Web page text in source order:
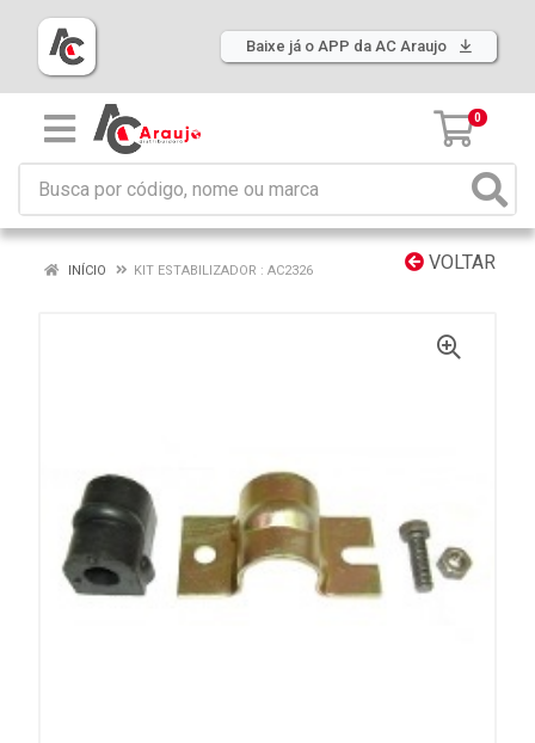
Baixe já o APP da AC Araujo
0
VOLTAR
INÍCIO KIT ESTABILIZADOR : AC2326